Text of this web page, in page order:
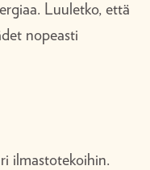
Luuletko, että
nopeasti
ilmastotekoihin.